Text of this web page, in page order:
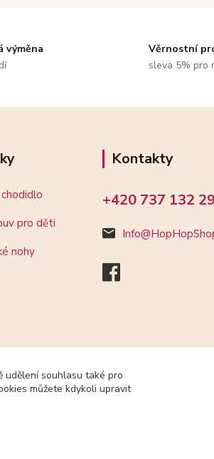
výměna
Věrnostní
sleva 5% pro
pro děti
nohy
Kontakty
+420 737 132
udělení souhlasu také pro
můžete kdykoli upravit